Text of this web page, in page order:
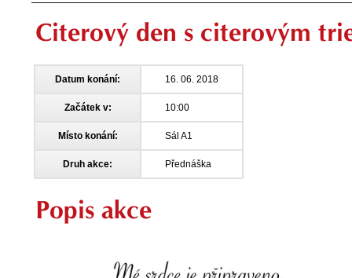
Citerový den s citerovým
Datum konání: 16. 06. 2018
Začátek v: 10:00
Místo konání: Sál A1
Druh akce: Přednáška
Popis akce